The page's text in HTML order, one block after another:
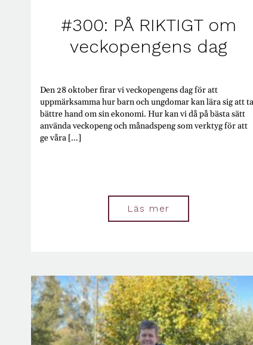
#300: PÅ RIKTIGT om
veckopengens dag
Den 28 oktober firar vi veckopengens dag för att
uppmärksamma hur barn och ungdomar kan lära sig att ta
bättre hand om sin ekonomi. Hur kan vi då på bästa sätt
använda veckopeng och månadspeng som verktyg för att
ge våra [...]
Läs mer